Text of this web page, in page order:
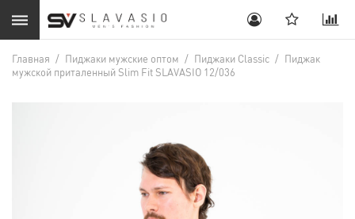
Главная / Пиджаки мужские оптом / Пиджаки Classic / Пиджак
мужской приталенный Slim Fit SLAVASIO 12/036